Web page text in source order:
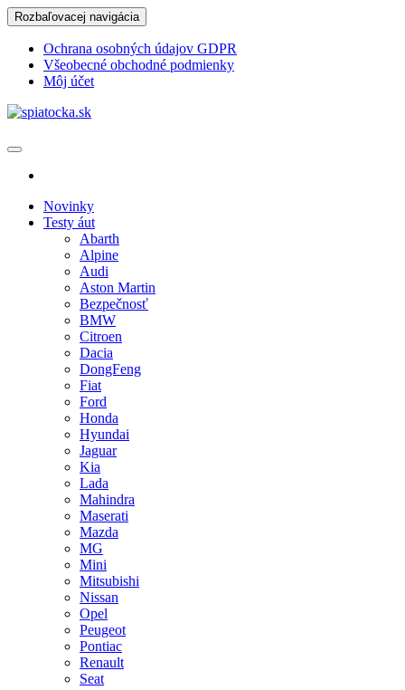
Skip
to
content
Rozbaľovacej navigácia
Ochrana osobných údajov GDPR
Všeobecné obchodné podmienky
Môj účet
Novinky
Testy áut
Abarth
Alpine
Audi
Aston Martin
Bezpečnosť
BMW
Citroen
Dacia
DongFeng
Fiat
Ford
Honda
Hyundai
Jaguar
Kia
Lada
Mahindra
Maserati
Mazda
MG
Mini
Mitsubishi
Nissan
Opel
Peugeot
Pontiac
Renault
Seat